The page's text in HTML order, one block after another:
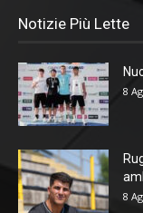
Notizie Più Lette
8
8